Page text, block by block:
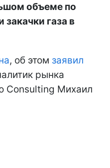
объеме по
газа в
, об этом заявил
рынка
Consulting Михаил